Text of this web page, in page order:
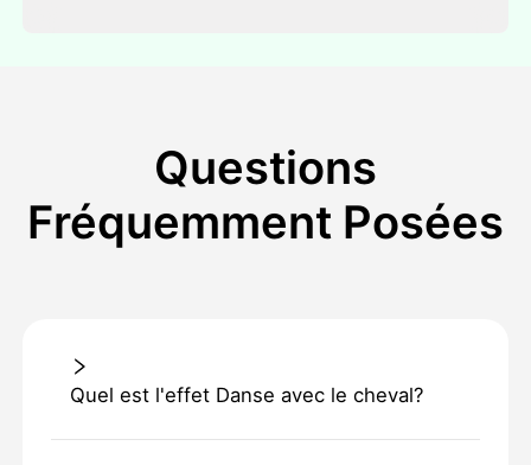
Questions
Fréquemment Posées
Quel est l'effet Danse avec le cheval?